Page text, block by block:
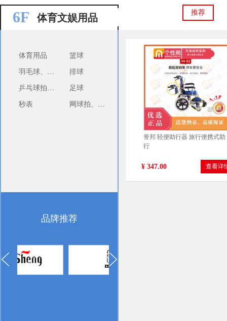
利达 镀锌管 DN20
¥ 21.00 查看详
6F 体育文娱用品 推荐
体育用品 篮球
羽毛球、球拍 排球
乒乓球拍、球、配件 足球
秒表 网球拍、球、配件
品牌推荐
誉邦 轻便助行器 旅行便携式助
行
¥ 347.00 查看详